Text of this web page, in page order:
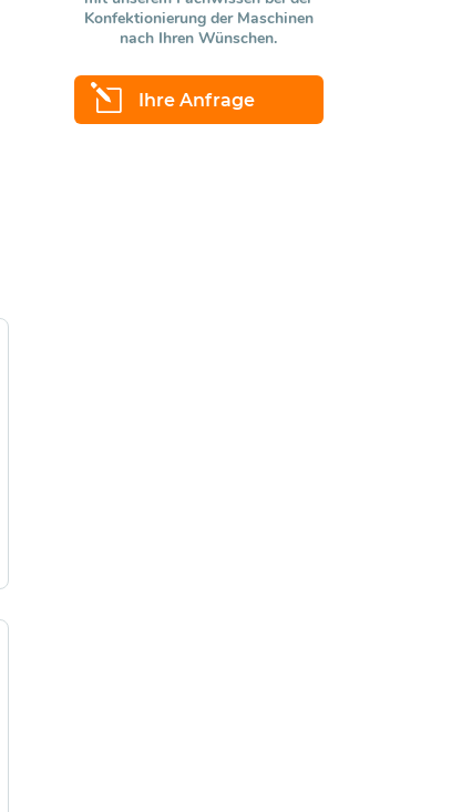
Konfektionierung der Maschinen
nach Ihren Wünschen.
l Ihre Anfrage